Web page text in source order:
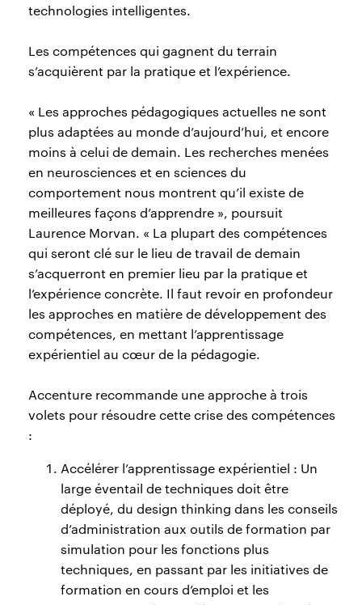
technologies intelligentes.
Les compétences qui gagnent du terrain
s’acquièrent par la pratique et l’expérience.
« Les approches pédagogiques actuelles ne sont
plus adaptées au monde d’aujourd’hui, et encore
moins à celui de demain. Les recherches menées
en neurosciences et en sciences du
comportement nous montrent qu’il existe de
meilleures façons d’apprendre », poursuit
Laurence Morvan. « La plupart des compétences
qui seront clé sur le lieu de travail de demain
s’acquerront en premier lieu par la pratique et
l’expérience concrète. Il faut revoir en profondeur
les approches en matière de développement des
compétences, en mettant l’apprentissage
expérientiel au cœur de la pédagogie.
Accenture recommande une approche à trois
volets pour résoudre cette crise des compétences
:
Accélérer l’apprentissage expérientiel : Un
large éventail de techniques doit être
déployé, du design thinking dans les conseils
d’administration aux outils de formation par
simulation pour les fonctions plus
techniques, en passant par les initiatives de
formation en cours d’emploi et les